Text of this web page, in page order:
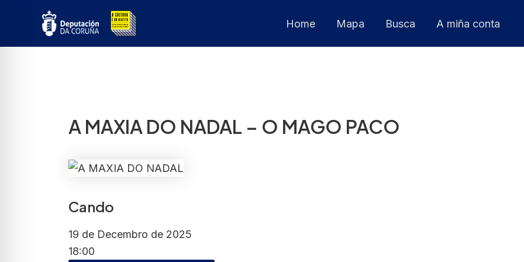
Home Mapa Busca A miña conta
A MAXIA DO NADAL – O MAGO PACO
Cando
19 de Decembro de 2025
18:00